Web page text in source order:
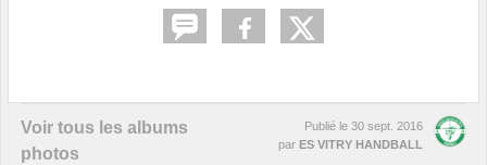
Voir tous les albums
photos
Publié le 30 sept. 2016
par ES VITRY HANDBALL